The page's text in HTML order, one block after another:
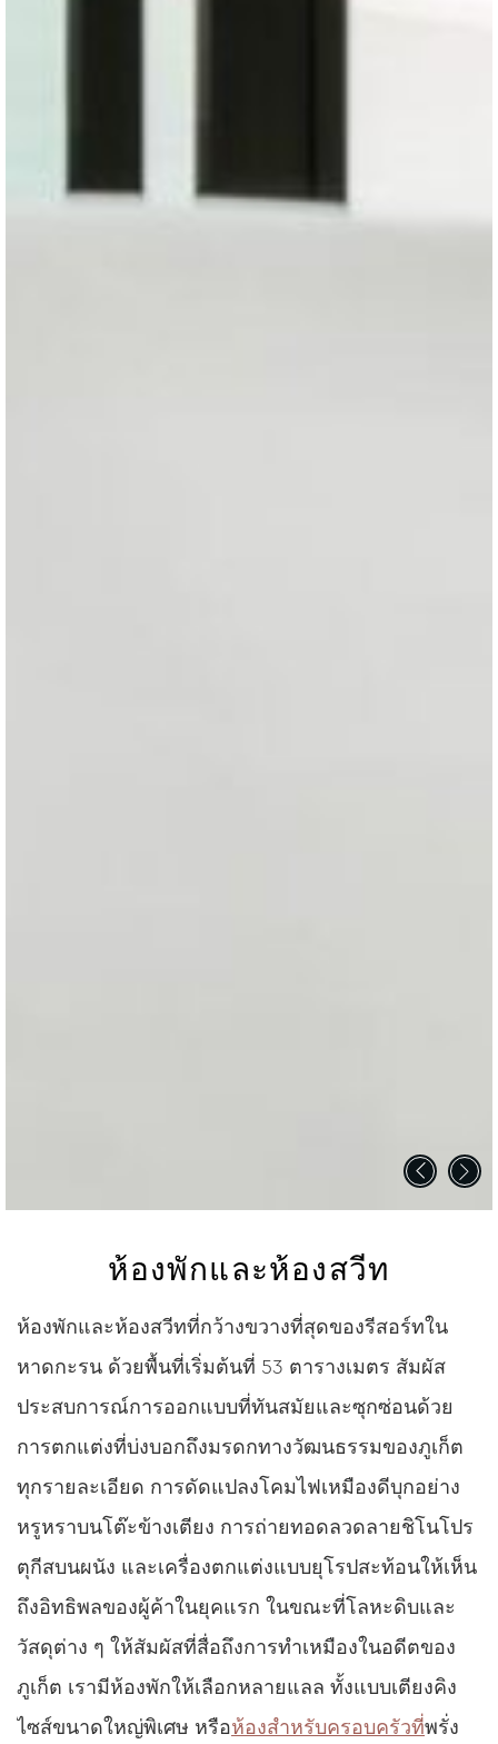
ห้องพักและห้องสวีท
ห้องพักและห้องสวีทที่กว้างขวางที่สุดของรีสอร์ทใน
หาดกะรน ด้วยพื้นที่เริ่มต้นที่ 53 ตารางเมตร สัมผัส
ประสบการณ์การออกแบบที่ทันสมัยและซุกซ่อนด้วย
การตกแต่งที่บ่งบอกถึงมรดกทางวัฒนธรรมของภูเก็ต
ทุกรายละเอียด การดัดแปลงโคมไฟเหมืองดีบุกอย่าง
หรูหราบนโต๊ะข้างเตียง การถ่ายทอดลวดลายชิโนโปร
ตุกีสบนผนัง และเครื่องตกแต่งแบบยุโรปสะท้อนให้เห็น
ถึงอิทธิพลของผู้ค้าในยุคแรก ในขณะที่โลหะดิบและ
วัสดุต่าง ๆ ให้สัมผัสที่สื่อถึงการทำเหมืองในอดีตของ
ภูเก็ต เรามีห้องพักให้เลือกหลายแลล ทั้งแบบเตียงคิง
ไซส์ขนาดใหญ่พิเศษ หรือห้องสำหรับครอบครัวที่พรั่ง